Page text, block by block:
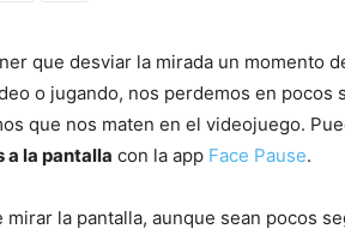
que desviar la mirada un momento
o jugando, nos perdemos en pocos
que nos maten en el videojuego.
la pantalla con la app Face Pause.
la pantalla, aunque sean pocos